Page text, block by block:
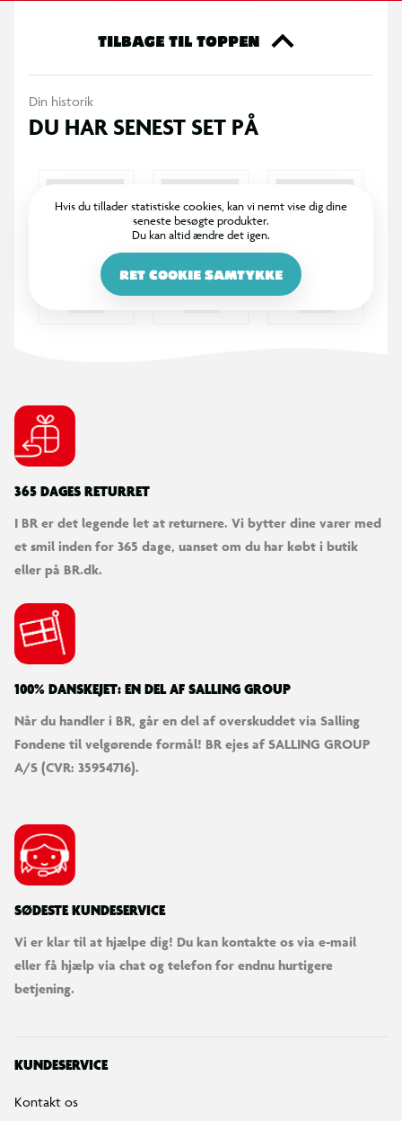
TILBAGE TIL TOPPEN
Din historik
DU HAR SENEST SET PÅ
Hvis du tillader statistiske cookies, kan vi nemt vise dig dine
seneste besøgte produkter.
Du kan altid ændre det igen.
RET COOKIE SAMTYKKE
365 DAGES RETURRET
I BR er det legende let at returnere. Vi bytter dine varer med
et smil inden for 365 dage, uanset om du har købt i butik
eller på BR.dk.
100% DANSKEJET: EN DEL AF SALLING GROUP
Når du handler i BR, går en del af overskuddet via Salling
Fondene til velgørende formål! BR ejes af SALLING GROUP
A/S (CVR: 35954716).
SØDESTE KUNDESERVICE
Vi er klar til at hjælpe dig! Du kan kontakte os via e-mail
eller få hjælp via chat og telefon for endnu hurtigere
betjening.
KUNDESERVICE
Kontakt os